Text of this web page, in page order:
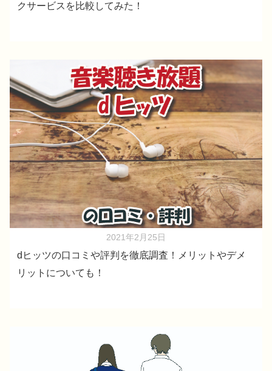
クサービスを比較してみた！
2021年2月25日
dヒッツの口コミや評判を徹底調査！メリットやデメ
リットについても！